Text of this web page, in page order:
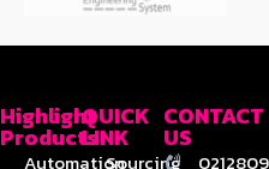
Highlight
Products
Automation
QUICK
LINK
Sourcing
CONTACT
US